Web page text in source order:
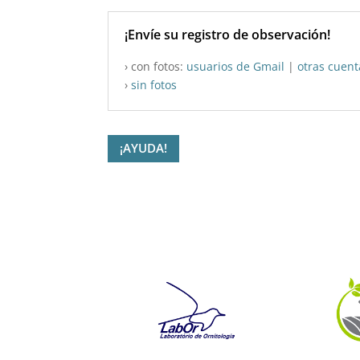
¡Envíe su registro de observación!
› con fotos: usuarios de Gmail |otras
›sin fotos
¡AYUDA!